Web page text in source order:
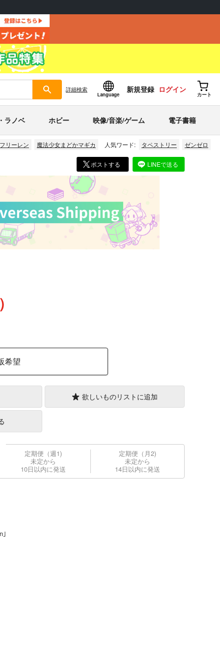
詳細検索
Language
新規登録 ログイン
カート
ラノベ ホビー 映像/音楽/ゲーム 電子書籍
フリーレン 魔法少女まどかマギカ 人気ワード: タペストリー ゼンゼロ
ポストする LINEで送る
希望
欲しいものリストに追加
定期便（週1)
未定から
10日以内に発送
定期便（月2)
未定から
14日以内に発送
｣